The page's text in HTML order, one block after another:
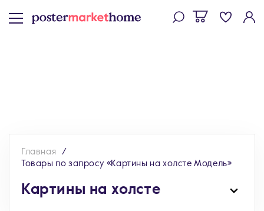
Главная
Товары по запросу «Картины на холсте Модель»
Картины на холсте